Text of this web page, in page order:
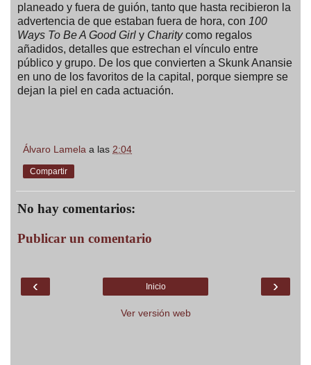
planeado y fuera de guión, tanto que hasta recibieron la
advertencia de que estaban fuera de hora, con 100
Ways To Be A Good Girl y Charitycomo regalos
añadidos, detalles que estrechan el vínculo entre
público y grupo. De los que convierten a Skunk Anansie
en uno de los favoritos de la capital, porque siempre se
dejan la piel en cada actuación.
Álvaro Lamela a las 2:04
Compartir
No hay comentarios:
Publicar un comentario
‹ ›
Inicio
Ver versión web